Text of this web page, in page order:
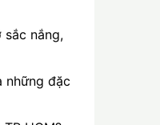
sắc nắng,
những đặc